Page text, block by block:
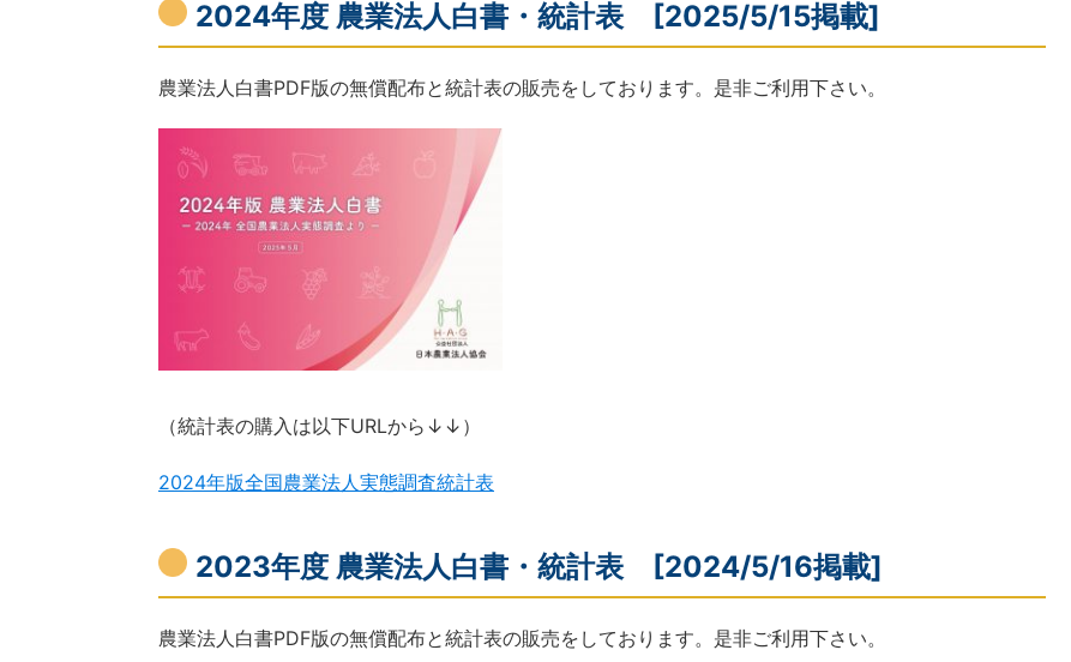
2024年度 農業法人白書・統計表 [2025/5/15掲載]
農業法人白書PDF版の無償配布と統計表の販売をしております。是非ご利用下さい。
（統計表の購入は以下URLから↓↓）
2024年版全国農業法人実態調査統計表
2023年度 農業法人白書・統計表 [2024/5/16掲載]
農業法人白書PDF版の無償配布と統計表の販売をしております。是非ご利用下さい。